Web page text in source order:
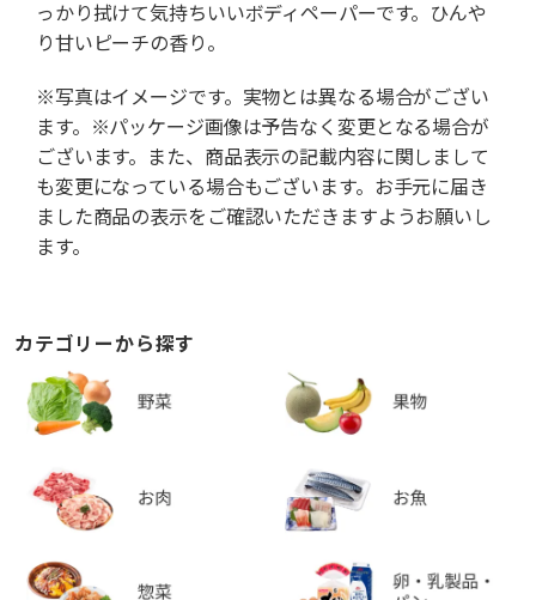
っかり拭けて気持ちいいボディペーパーです。ひんや
り甘いピーチの香り。
※写真はイメージです。実物とは異なる場合がござい
ます。※パッケージ画像は予告なく変更となる場合が
ございます。また、商品表示の記載内容に関しまして
も変更になっている場合もございます。お手元に届き
ました商品の表示をご確認いただきますようお願いし
ます。
カテゴリーから探す